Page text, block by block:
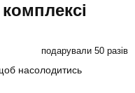
подарували 50 разів
насолодитись